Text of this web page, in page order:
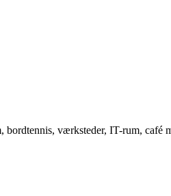
bordtennis, værksteder, IT-rum, café